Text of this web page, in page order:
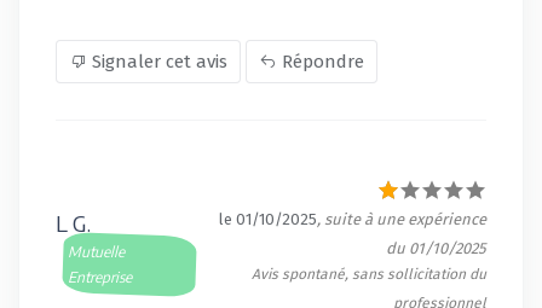
Signaler cet avis Répondre
L G.
Mutuelle
Entreprise
le 01/10/2025, suite à une expérience
du 01/10/2025
Avis spontané, sans sollicitation du
professionnel